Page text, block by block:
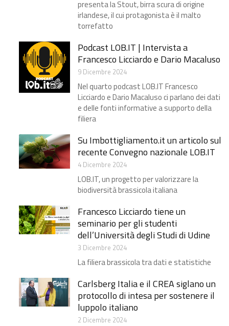
presenta la Stout, birra scura di origine
irlandese, il cui protagonista è il malto
torrefatto
Podcast LOB.IT | Intervista a
Francesco Licciardo e Dario Macaluso
9 Dicembre 2024
Nel quarto podcast LOB.IT Francesco
Licciardo e Dario Macaluso ci parlano dei dati
e delle fonti informative a supporto della
filiera
Su Imbottigliamento.it un articolo sul
recente Convegno nazionale LOB.IT
4 Dicembre 2024
LOB.IT, un progetto per valorizzare la
biodiversità brassicola italiana
Francesco Licciardo tiene un
seminario per gli studenti
dell’Università degli Studi di Udine
3 Dicembre 2024
La filiera brassicola tra dati e statistiche
Carlsberg Italia e il CREA siglano un
protocollo di intesa per sostenere il
luppolo italiano
2 Dicembre 2024